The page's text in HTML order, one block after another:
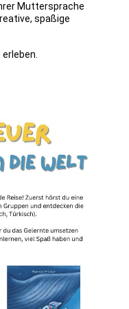
Muttersprache
spaßige